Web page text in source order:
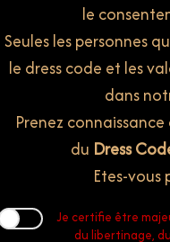
le
Seules les personnes
le dress code et les
dans
Prenez
du Dress
Etes-vous
Je certifie être
du libertinage,